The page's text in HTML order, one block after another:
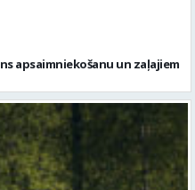
apsaimniekošanu un zaļajiem